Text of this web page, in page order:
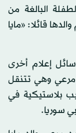
البالغة من
قائلا: «مايا
إعلام أخرى
مرعي وهي تتنقل
بلاستيكية في
سوريا.